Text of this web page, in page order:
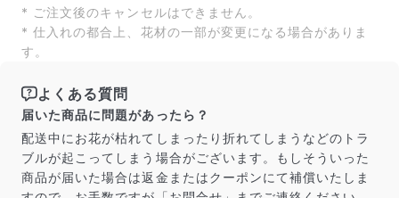
* ご注文後のキャンセルはできません。
* 仕入れの都合上、花材の一部が変更になる場合がありま
す。
よくある質問
届いた商品に問題があったら？
配送中にお花が枯れてしまったり折れてしまうなどのトラ
ブルが起こってしまう場合がございます。もしそういった
商品が届いた場合は返金またはクーポンにて補償いたしま